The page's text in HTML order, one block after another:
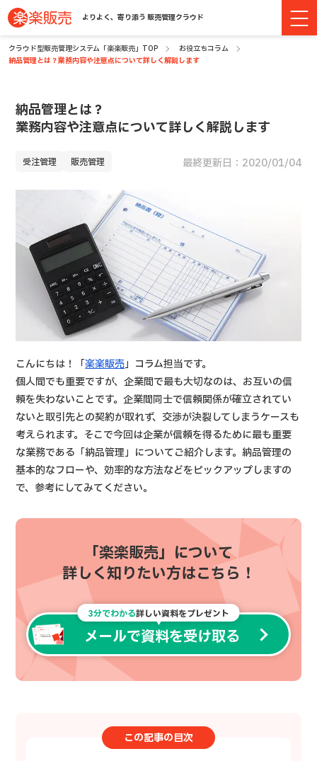
よりよく、寄り添う 販売管理クラウド
クラウド型販売管理システム「楽楽販売」TOP
お役立ちコラム
納品管理とは？業務内容や注意点について詳しく解説します
納品管理とは？
業務内容や注意点について詳しく解説します
受注管理 販売管理 最終更新日：2020/01/04
こんにちは！「楽楽販売」コラム担当です。
個人間でも重要ですが、企業間で最も大切なのは、お互いの信
頼を失わないことです。企業間同士で信頼関係が確立されてい
ないと取引先との契約が取れず、交渉が決裂してしまうケースも
考えられます。そこで今回は企業が信頼を得るために最も重要
な業務である「納品管理」についてご紹介します。納品管理の
基本的なフローや、効率的な方法などをピックアップしますの
で、参考にしてみてください。
「楽楽販売」について
詳しく知りたい方はこちら！
3分でわかる詳しい資料をプレゼント
メールで資料を受け取る
この記事の目次